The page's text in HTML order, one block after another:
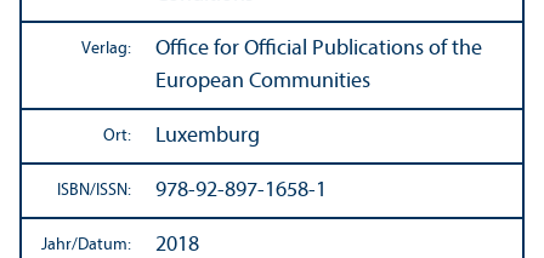
Verlag:
Office for Official Publications of the
European Communities
Ort: Luxemburg
ISBN/ ISSN: 978-92-897-1658-1
Jahr/Datum: 2018